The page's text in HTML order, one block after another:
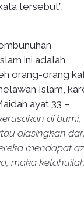
tersebut”,
ini adalah
orang-orang
Islam,
ayat 33 –
di bumi,
diasingkan
mendapat
maka